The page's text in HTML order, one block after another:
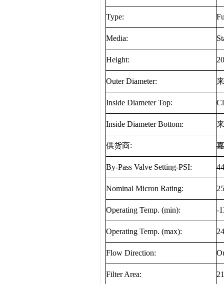
Type:
Media:
Height:
Outer Diameter:
Inside Diameter Top:
Inside Diameter Bottom:
供货商:
By-Pass Valve Setting-PSI:
Nominal Micron Rating: 25
Operating Temp. (min): -
Operating Temp. (max):
Flow Direction:
Filter Area: